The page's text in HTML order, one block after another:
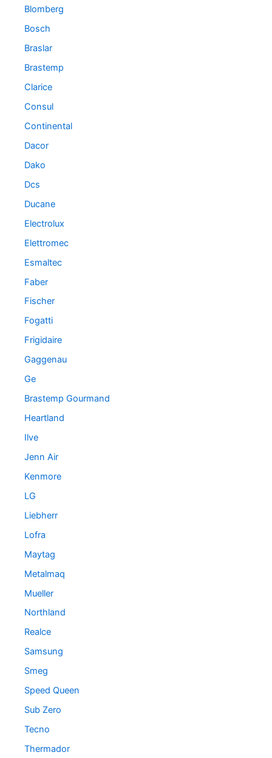
Blomberg
Bosch
Braslar
Brastemp
Clarice
Consul
Continental
Dacor
Dako
Dcs
Ducane
Electrolux
Elettromec
Esmaltec
Faber
Fischer
Fogatti
Frigidaire
Gaggenau
Ge
Brastemp Gourmand
Heartland
Ilve
Jenn Air
Kenmore
LG
Liebherr
Lofra
Maytag
Metalmaq
Mueller
Northland
Realce
Samsung
Smeg
Speed Queen
Sub Zero
Tecno
Thermador